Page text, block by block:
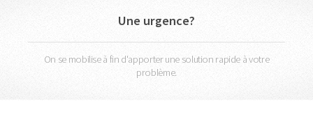
Une urgence?
On se mobilise à fin d'apporter une solution rapide à votre
problème.